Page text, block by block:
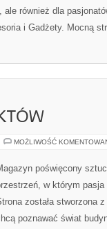
również dla
i Gadżety. Mocną
MOŻLIWOŚĆ
poświęcony
w którym
została stworzona
poznawać świat